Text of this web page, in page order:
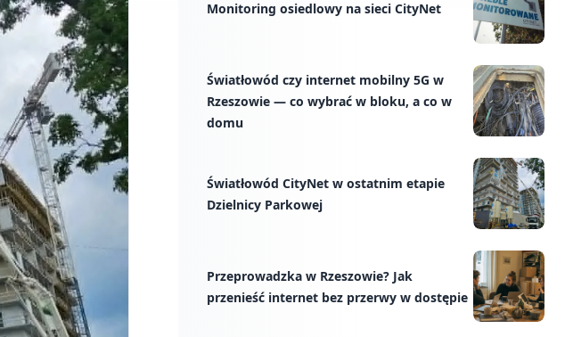
Monitoring osiedlowy na sieci CityNet
Światłowód czy internet mobilny 5G w
Rzeszowie — co wybrać w bloku, a co w
domu
Światłowód CityNet w ostatnim etapie
Dzielnicy Parkowej
Przeprowadzka w Rzeszowie? Jak
przenieść internet bez przerwy w dostępie